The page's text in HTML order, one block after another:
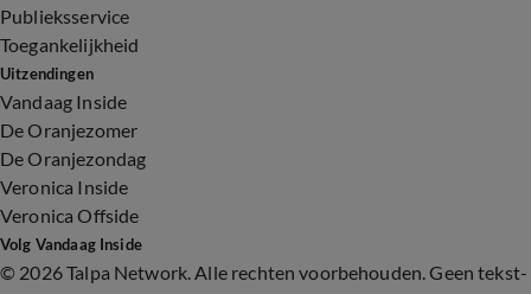
Publieksservice
Toegankelijkheid
Uitzendingen
Vandaag Inside
De Oranjezomer
De Oranjezondag
Veronica Inside
Veronica Offside
Volg Vandaag Inside
© 2026 Talpa Network. Alle rechten voorbehouden. Geen tekst-